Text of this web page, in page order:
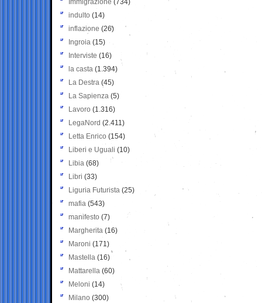
Immigrazione (734)
indulto (14)
inflazione (26)
Ingroia (15)
Interviste (16)
la casta (1.394)
La Destra (45)
La Sapienza (5)
Lavoro (1.316)
LegaNord (2.411)
Letta Enrico (154)
Liberi e Uguali (10)
Libia (68)
Libri (33)
Liguria Futurista (25)
mafia (543)
manifesto (7)
Margherita (16)
Maroni (171)
Mastella (16)
Mattarella (60)
Meloni (14)
Milano (300)